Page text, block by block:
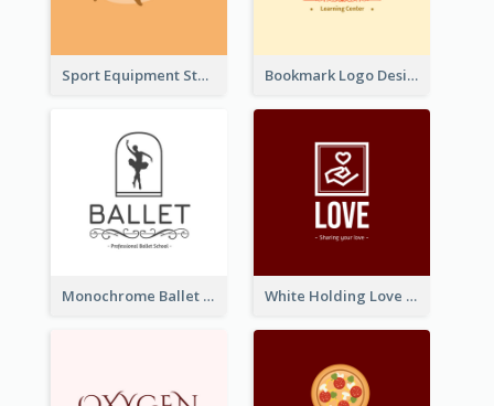
Sport Equipment Store Logo Generated With Silhouette Of Runner Bookmark Logo Designed For Learning Center In Orange Colour Tone
Monochrome Ballet School Logo Created With silhouette Of Dancer White Holding Love Logo Created For Charity